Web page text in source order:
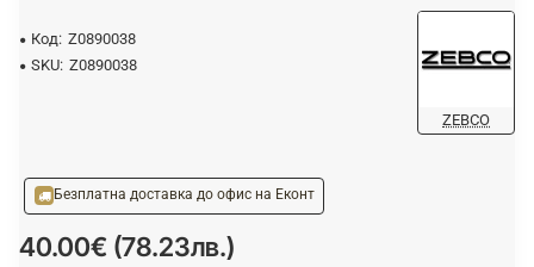
Код: Z0890038
SKU: Z0890038
ZEBCO
Безплатна доставка до офис на Еконт
40.00€ (78.23лв.)